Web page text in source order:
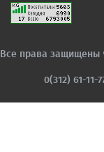
Все права защищены
0(312) 61-11-